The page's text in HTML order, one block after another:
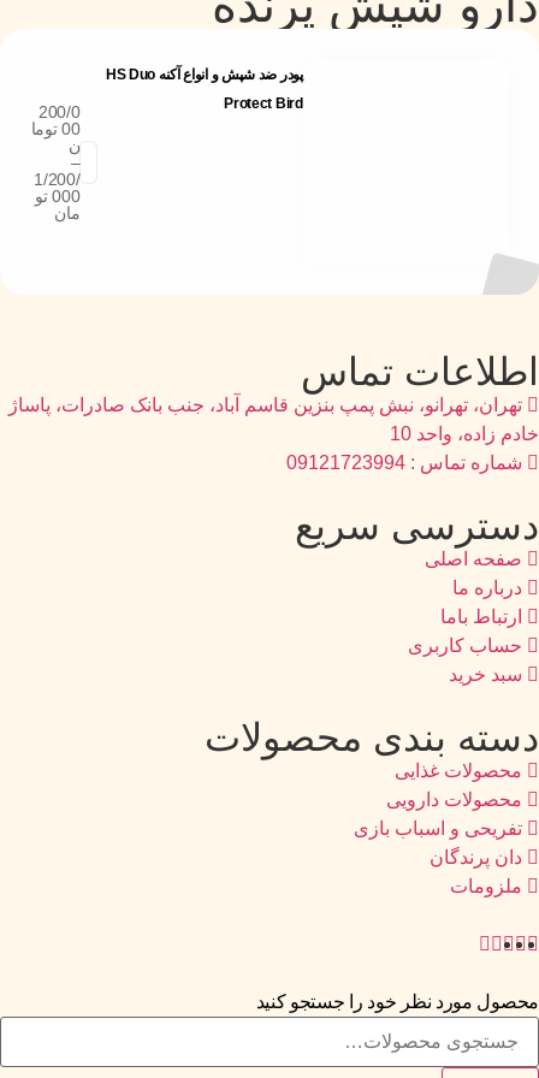
پودر ضد شپش و انواع آکنه HS Duo
Protect Bird
200/0
00 توما
ن
–
1/200/
000 تو
مان
اطلاعات تماس
تهران، تهرانو، نبش پمپ بنزین قاسم آباد، جنب بانک صادرات، پاساژ
خادم زاده، واحد 10
شماره تماس : 09121723994
دسترسی سریع
صفحه اصلی
درباره ما
ارتباط باما
حساب کاربری
سبد خرید
دسته بندی محصولات
محصولات غذایی
محصولات دارویی
تفریحی و اسباب بازی
دان پرندگان
ملزومات
محصول مورد نظر خود را جستجو کنید